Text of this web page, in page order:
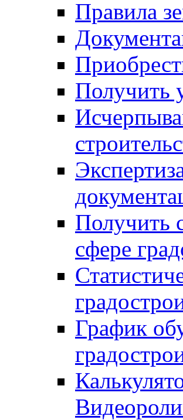
Правила
Получить
Получить
сфере
График